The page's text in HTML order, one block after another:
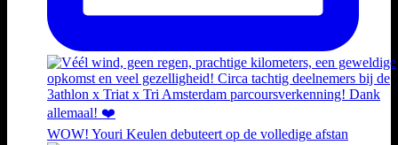
WOW! Youri Keulen debuteert op de volledige afstan